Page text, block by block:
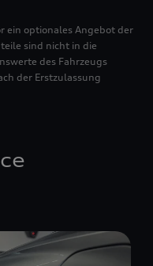
ein optionales Angebot der
sind nicht in die
des Fahrzeugs
der Erstzulassung